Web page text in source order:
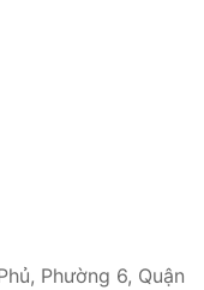
Phường 6, Quận